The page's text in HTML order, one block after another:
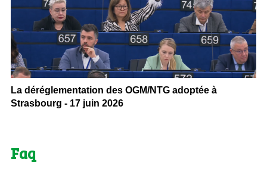
La déréglementation des OGM/NTG adoptée à
Strasbourg - 17 juin 2026
Faq